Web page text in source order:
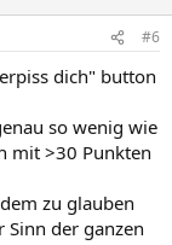
#6
dich" button
so wenig wie
mit >30 Punkten
zu glauben
der ganzen